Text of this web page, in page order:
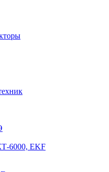
6000, EKF